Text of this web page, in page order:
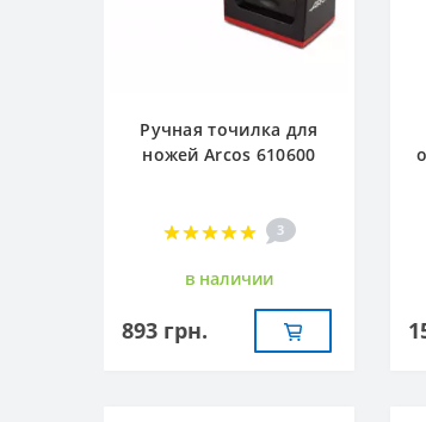
Ручная точилка для
ножей Arcos 610600
3
в наличии
893 грн.